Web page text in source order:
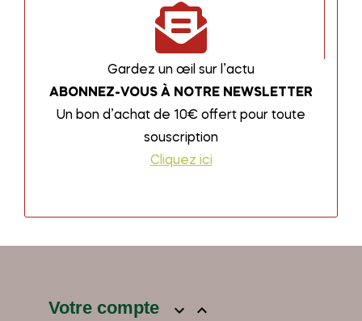
Gardez un œil sur l’actu
ABONNEZ-VOUS À NOTRE NEWSLETTER
Un bon d’achat de 10€ offert pour toute
souscription
Cliquez ici
Votre compte  